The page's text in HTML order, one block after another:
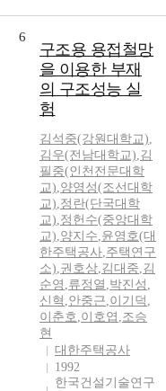
6
구조용 용접철망
을 이용한 부재
의 구조성능 실
험
김석중(강원대학교),
김우(전남대학교),김
필중(인천전문대학
교),양영성(조선대학
교),정란(단국대학
교),정헌수(중앙대학
교),양지수,윤영호(대
한주택공사,주택연구
소),권호상,김대중,김
순영 ,류정열 ,박진성 ,
신혁 ,안중근,이기덕 ,
이춘호,이호엽 ,조승
현
대한주택공사
1992
한국건설기술연구